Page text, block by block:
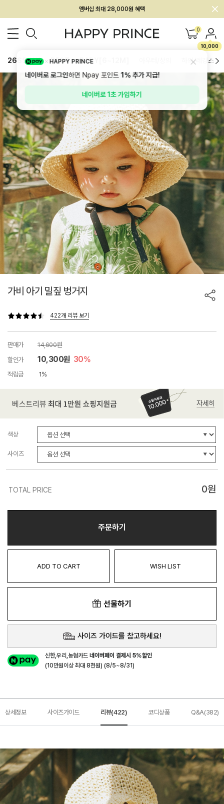
멤버십 최대 28,000원 혜택
0
10,000
26SS 신상 BEST BABY[6~12M] 하의/레깅스
가비 아기 밀짚 벙거지
422개 리뷰 보기
판매가
14,600원
할인가
10,300원 30%
적립금 1%
색상
사이즈
TOTAL PRICE 0원
주문하기
ADD TO CART WISH LIST
선물하기
사이즈 가이드를 참고하세요!
신한,우리,농협카드네이버페이 결제시 5%할인
(10만원이상 최대 8천원) (8/5~8/31)
상세정보 사이즈가이드 리뷰(422) 코디상품 Q&A(382)
HAPPY PRINCE
네이버로 로그인하면 Npay 포인트1%추가 지급!
네이버로 1초 가입하기